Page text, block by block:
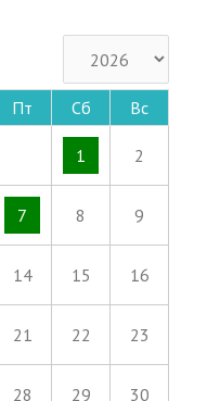
Пт Сб Вс
1 2
7 8 9
14 15 16
21 22 23
28 29 30